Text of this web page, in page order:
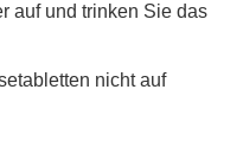
auf und trinken Sie das
nicht auf